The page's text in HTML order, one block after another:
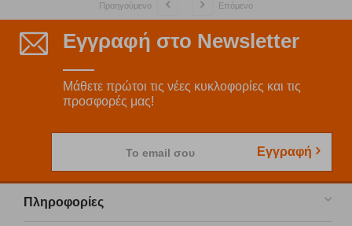
Προηγούμενο Επόμενο
Εγγραφή στο Newsletter
Μάθετε πρώτοι τις νέες κυκλοφορίες και τις
προσφορές μας!
Το email σου Εγγραφή
Πληροφορίες